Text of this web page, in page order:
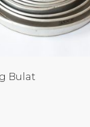
Bulat